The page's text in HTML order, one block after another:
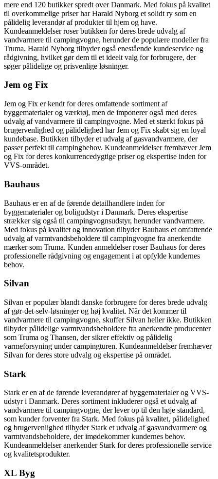
mere end 120 butikker spredt over Danmark. Med fokus på kvalitet
til overkommelige priser har Harald Nyborg et solidt ry som en
pålidelig leverandør af produkter til hjem og have.
Kundeanmeldelser roser butikken for deres brede udvalg af
vandvarmere til campingvogne, herunder de populære modeller fra
Truma. Harald Nyborg tilbyder også enestående kundeservice og
rådgivning, hvilket gør dem til et ideelt valg for forbrugere, der
søger pålidelige og prisvenlige løsninger.
Jem og Fix
Jem og Fix er kendt for deres omfattende sortiment af
byggematerialer og værktøj, men de imponerer også med deres
udvalg af vandvarmere til campingvogne. Med et stærkt fokus på
brugervenlighed og pålidelighed har Jem og Fix skabt sig en loyal
kundebase. Butikken tilbyder et udvalg af gasvandvarmere, der
passer perfekt til campingbehov. Kundeanmeldelser fremhæver Jem
og Fix for deres konkurrencedygtige priser og ekspertise inden for
VVS-området.
Bauhaus
Bauhaus er en af de førende detailhandlere inden for
byggematerialer og boligudstyr i Danmark. Deres ekspertise
strækker sig også til campingvognsudstyr, herunder vandvarmere.
Med fokus på kvalitet og innovation tilbyder Bauhaus et omfattende
udvalg af varmtvandsbeholdere til campingvogne fra anerkendte
mærker som Truma. Kunden anmeldelser roser Bauhaus for deres
professionelle rådgivning og engagement i at opfylde kundernes
behov.
Silvan
Silvan er populær blandt danske forbrugere for deres brede udvalg
af gør-det-selv-løsninger og høj kvalitet. Når det kommer til
vandvarmere til campingvogne, skuffer Silvan heller ikke. Butikken
tilbyder pålidelige varmtvandsbeholdere fra anerkendte producenter
som Truma og Thansen, der sikrer effektiv og pålidelig
varmeforsyning under campingturen. Kundeanmeldelser fremhæver
Silvan for deres store udvalg og ekspertise på området.
Stark
Stark er en af de førende leverandører af byggematerialer og VVS-
udstyr i Danmark. Deres sortiment inkluderer også et udvalg af
vandvarmere til campingvogne, der lever op til den høje standard,
som kunder forventer fra Stark. Med fokus på kvalitet, pålidelighed
og brugervenlighed tilbyder Stark et udvalg af gasvandvarmere og
varmtvandsbeholdere, der imødekommer kundernes behov.
Kundeanmeldelser anerkender Stark for deres professionelle service
og kvalitetsprodukter.
XL Byg